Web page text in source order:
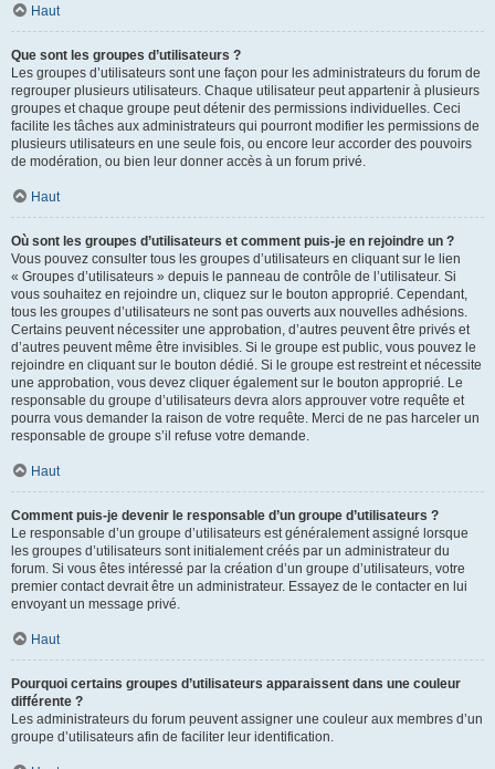
Haut
Que sont les groupes d’utilisateurs ?
Les groupes d’utilisateurs sont une façon pour les administrateurs du forum de
regrouper plusieurs utilisateurs. Chaque utilisateur peut appartenir à plusieurs
groupes et chaque groupe peut détenir des permissions individuelles. Ceci
facilite les tâches aux administrateurs qui pourront modifier les permissions de
plusieurs utilisateurs en une seule fois, ou encore leur accorder des pouvoirs
de modération, ou bien leur donner accès à un forum privé.
Haut
Où sont les groupes d’utilisateurs et comment puis-je en rejoindre un ?
Vous pouvez consulter tous les groupes d’utilisateurs en cliquant sur le lien
« Groupes d’utilisateurs » depuis le panneau de contrôle de l’utilisateur. Si
vous souhaitez en rejoindre un, cliquez sur le bouton approprié. Cependant,
tous les groupes d’utilisateurs ne sont pas ouverts aux nouvelles adhésions.
Certains peuvent nécessiter une approbation, d’autres peuvent être privés et
d’autres peuvent même être invisibles. Si le groupe est public, vous pouvez le
rejoindre en cliquant sur le bouton dédié. Si le groupe est restreint et nécessite
une approbation, vous devez cliquer également sur le bouton approprié. Le
responsable du groupe d’utilisateurs devra alors approuver votre requête et
pourra vous demander la raison de votre requête. Merci de ne pas harceler un
responsable de groupe s’il refuse votre demande.
Haut
Comment puis-je devenir le responsable d’un groupe d’utilisateurs ?
Le responsable d’un groupe d’utilisateurs est généralement assigné lorsque
les groupes d’utilisateurs sont initialement créés par un administrateur du
forum. Si vous êtes intéressé par la création d’un groupe d’utilisateurs, votre
premier contact devrait être un administrateur. Essayez de le contacter en lui
envoyant un message privé.
Haut
Pourquoi certains groupes d’utilisateurs apparaissent dans une couleur
différente ?
Les administrateurs du forum peuvent assigner une couleur aux membres d’un
groupe d’utilisateurs afin de faciliter leur identification.